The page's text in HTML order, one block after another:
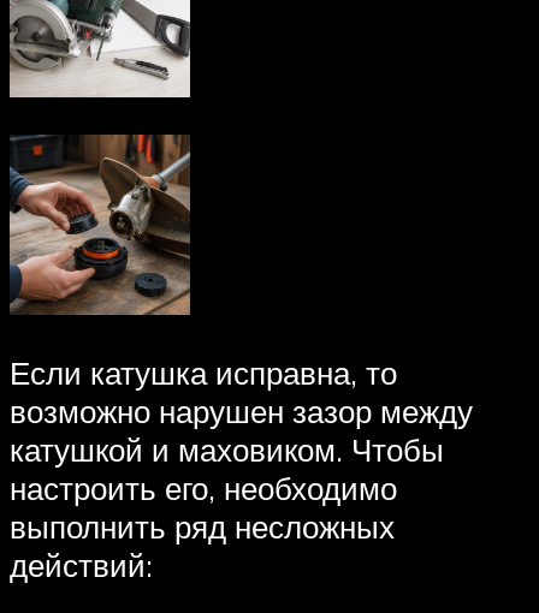
Если катушка исправна, то
возможно нарушен зазор между
катушкой и маховиком. Чтобы
настроить его, необходимо
выполнить ряд несложных
действий: